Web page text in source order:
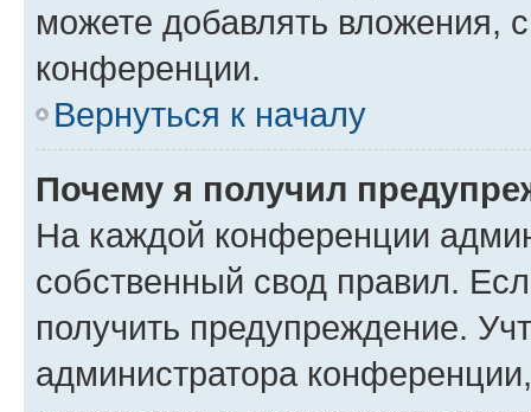
можете добавлять вложения,
конференции.
Вернуться к началу
Почему я получил
На каждой конференции
собственный свод правил.
получить предупреждение.
администратора